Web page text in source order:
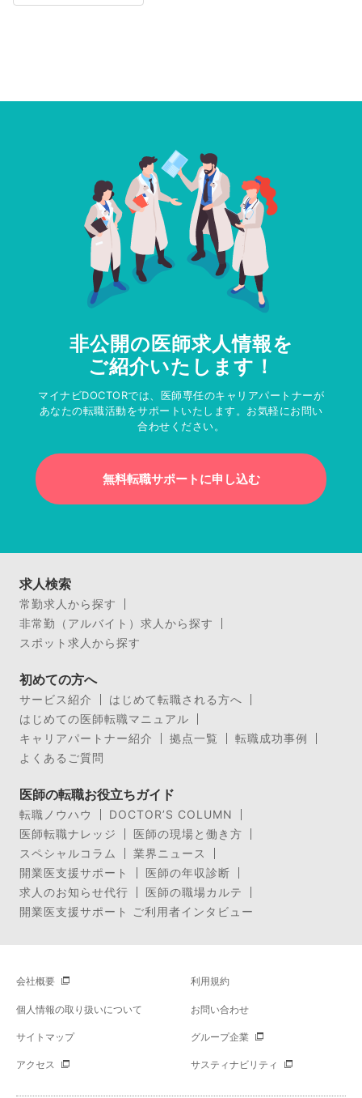
非公開の医師求人情報を
ご紹介いたします！
マイナビDOCTORでは、医師専任のキャリアパートナーが
あなたの転職活動をサポートいたします。お気軽にお問い
合わせください。
無料転職サポートに申し込む
求人検索
常勤求人から探す
非常勤（アルバイト）求人から探す
スポット求人から探す
初めての方へ
サービス紹介
はじめて転職される方へ
はじめての医師転職マニュアル
キャリアパートナー紹介
拠点一覧
転職成功事例
よくあるご質問
医師の転職お役立ちガイド
転職ノウハウ
DOCTOR’S COLUMN
医師転職ナレッジ
医師の現場と働き方
スペシャルコラム
業界ニュース
開業医支援サポート
医師の年収診断
求人のお知らせ代行
医師の職場カルテ
開業医支援サポート ご利用者インタビュー
会社概要 利用規約
個人情報の取り扱いについて お問い合わせ
サイトマップ グループ企業
アクセス サスティナビリティ